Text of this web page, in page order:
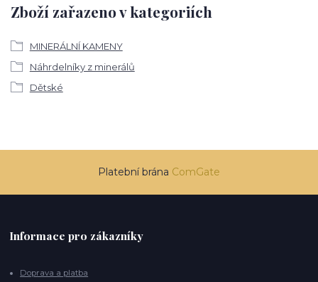
Zboží zařazeno v kategoriích
MINERÁLNÍ KAMENY
Náhrdelníky z minerálů
Dětské
Platební brána ComGate
Informace pro zákazníky
Doprava a platba